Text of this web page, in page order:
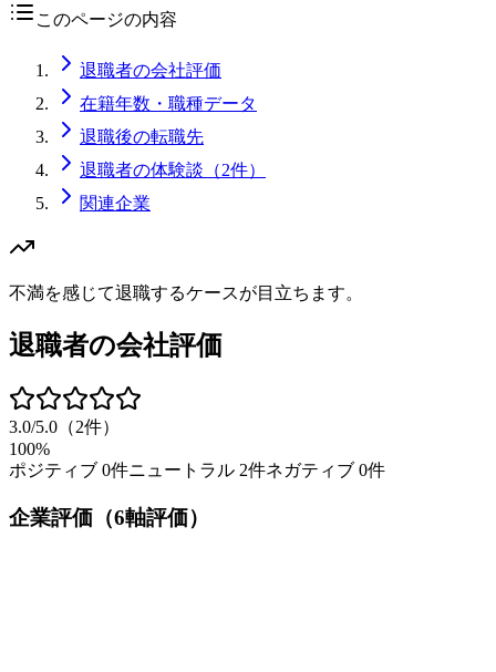
このページの内容
退職者の会社評価
在籍年数・職種データ
退職後の転職先
退職者の体験談（2件）
関連企業
不満を感じて退職するケースが目立ちます。
退職者の会社評価
3.0/5.0 （2件）
100%
ポジティブ 0件ニュートラル 2件ネガティブ 0件
企業評価（6軸評価）